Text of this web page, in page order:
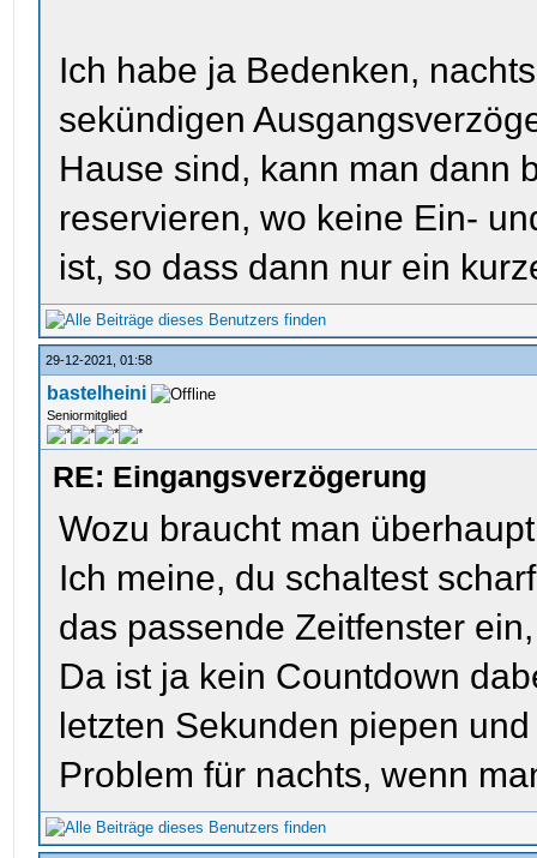
Ich habe ja Bedenken,
sekündigen
Hause sind, kann man dann
reservieren, wo keine Ein-
ist, so dass dann nur ein
29-12-2021, 01:58
bastelheini
Seniormitglied
RE: Eingangsverzögerung
Wozu braucht man
Ich meine, du schaltest
das passende Zeitfenster
Da ist ja kein Countdown
letzten Sekunden piepen
Problem für nachts, wenn